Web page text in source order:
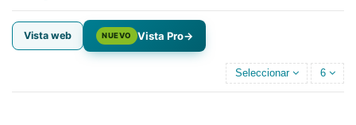
Vista web NUEVO Vista Pro→
Seleccionar 6